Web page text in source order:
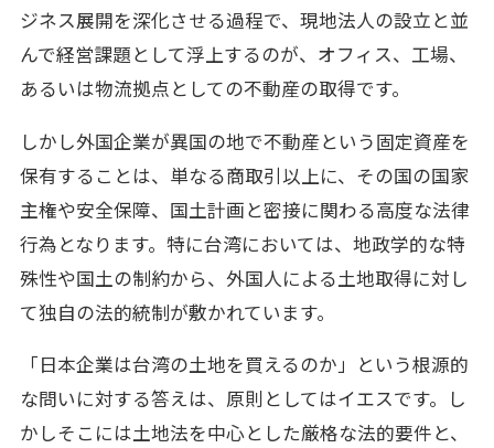
ジネス展開を深化させる過程で、現地法人の設立と並
んで経営課題として浮上するのが、オフィス、工場、
あるいは物流拠点としての不動産の取得です。
しかし外国企業が異国の地で不動産という固定資産を
保有することは、単なる商取引以上に、その国の国家
主権や安全保障、国土計画と密接に関わる高度な法律
行為となります。特に台湾においては、地政学的な特
殊性や国土の制約から、外国人による土地取得に対し
て独自の法的統制が敷かれています。
「日本企業は台湾の土地を買えるのか」という根源的
な問いに対する答えは、原則としてはイエスです。し
かしそこには土地法を中心とした厳格な法的要件と、